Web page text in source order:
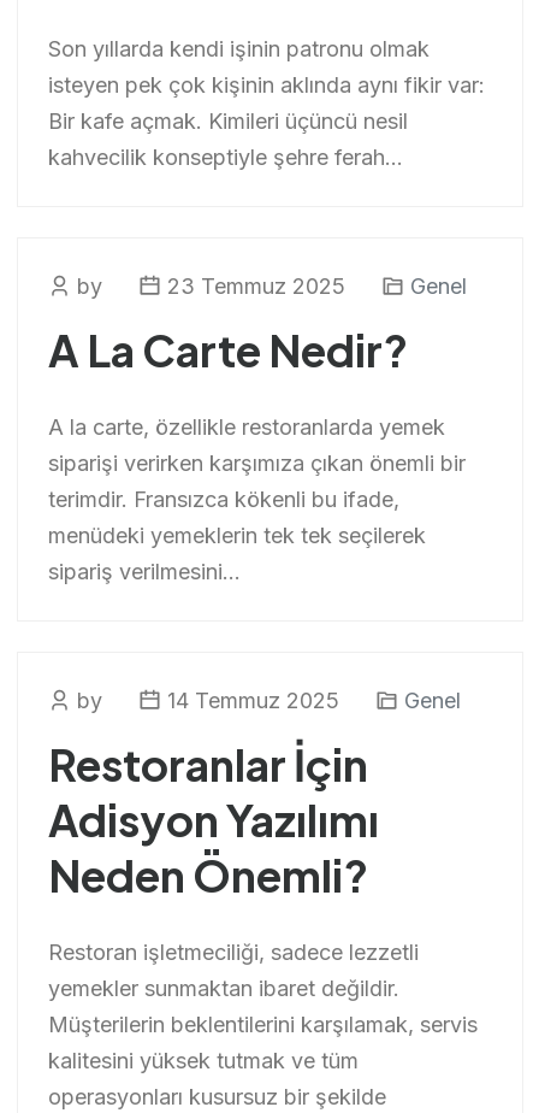
Son yıllarda kendi işinin patronu olmak
isteyen pek çok kişinin aklında aynı fikir var:
Bir kafe açmak. Kimileri üçüncü nesil
kahvecilik konseptiyle şehre ferah...
by 23 Temmuz 2025 Genel
A La Carte Nedir?
A la carte, özellikle restoranlarda yemek
siparişi verirken karşımıza çıkan önemli bir
terimdir. Fransızca kökenli bu ifade,
menüdeki yemeklerin tek tek seçilerek
sipariş verilmesini...
by 14 Temmuz 2025 Genel
Restoranlar İçin
Adisyon Yazılımı
Neden Önemli?
Restoran işletmeciliği, sadece lezzetli
yemekler sunmaktan ibaret değildir.
Müşterilerin beklentilerini karşılamak, servis
kalitesini yüksek tutmak ve tüm
operasyonları kusursuz bir şekilde